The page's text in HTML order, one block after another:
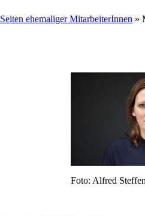
Seiten ehemaliger MitarbeiterInnen »
Foto: Alfred Steffen